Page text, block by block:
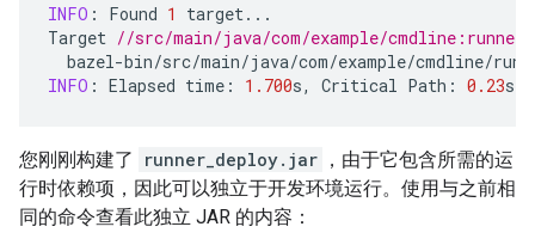
INFO : Found 1 target...
Target //src/main/java/com/example/
bazel-bin/src/main/java/com/example/cmdline/
INFO : Elapsed time : 1.700s, Critical Path : 0.23s
您刚刚构建了 runner_deploy.jar ，由于它包含所需的运
行时依赖项，因此可以独立于开发环境运行。使用与之前相
同的命令查看此独立 JAR 的内容：